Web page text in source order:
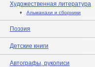
Художественная литература
♦ Альманахи и сборники
Поэзия
Детские книги
Автографы, рукописи